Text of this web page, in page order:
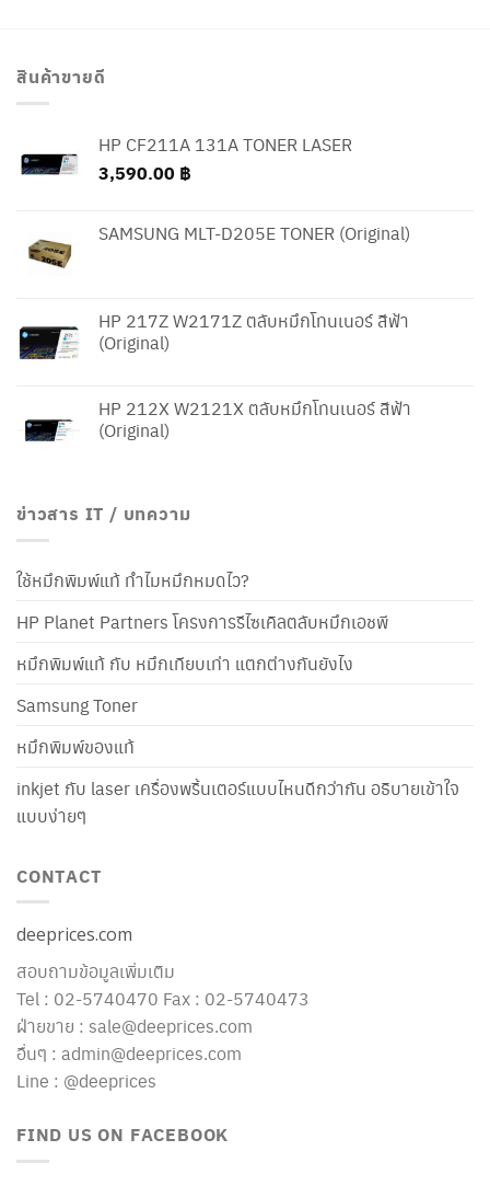
สินค้าขายดี
HP CF211A 131A TONER LASER
3,590.00 ฿
SAMSUNG MLT-D205E TONER (Original)
HP 217Z W2171Z ตลับหมึกโทนเนอร์ สีฟ้า
(Original)
HP 212X W2121X ตลับหมึกโทนเนอร์ สีฟ้า
(Original)
ข่าวสาร IT / บทความ
ใช้หมึกพิมพ์แท้ ทำไมหมึกหมดไว?
HP Planet Partners โครงการรีไซเคิลตลับหมึกเอชพี
หมึกพิมพ์แท้ กับ หมึกเทียบเท่า แตกต่างกันยังไง
Samsung Toner
หมึกพิมพ์ของแท้
inkjet กับ laser เครื่องพริ้นเตอร์แบบไหนดีกว่ากัน อธิบายเข้าใจ
แบบง่ายๆ
CONTACT
deeprices.com
สอบถามข้อมูลเพิ่มเติม
Tel : 02-5740470 Fax : 02-5740473
ฝ่ายขาย : sale@deeprices.com
อื่นๆ : admin@deeprices.com
Line : @deeprices
FIND US ON FACEBOOK